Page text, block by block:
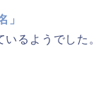
」
るようでした。